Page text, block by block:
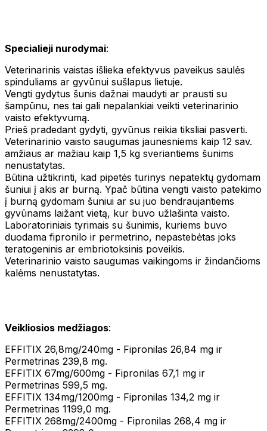
Specialieji nurodymai:
Veterinarinis vaistas išlieka efektyvus paveikus saulės
spinduliams ar gyvūnui sušlapus lietuje.
Vengti gydytus šunis dažnai maudyti ar prausti su
šampūnu, nes tai gali nepalankiai veikti veterinarinio
vaisto efektyvumą.
Prieš pradedant gydyti, gyvūnus reikia tiksliai pasverti.
Veterinarinio vaisto saugumas jaunesniems kaip 12 sav.
amžiaus ar mažiau kaip 1,5 kg sveriantiems šunims
nenustatytas.
Būtina užtikrinti, kad pipetės turinys nepatektų gydomam
šuniui į akis ar burną. Ypač būtina vengti vaisto patekimo
į burną gydomam šuniui ar su juo bendraujantiems
gyvūnams laižant vietą, kur buvo užlašinta vaisto.
Laboratoriniais tyrimais su šunimis, kuriems buvo
duodama fipronilo ir permetrino, nepastebėtas joks
teratogeninis ar embriotoksinis poveikis.
Veterinarinio vaisto saugumas vaikingoms ir žindančioms
kalėms nenustatytas.
Veikliosios medžiagos:
EFFITIX 26,8mg/240mg - Fipronilas 26,84 mg ir
Permetrinas 239,8 mg.
EFFITIX 67mg/600mg - Fipronilas 67,1 mg ir
Permetrinas 599,5 mg.
EFFITIX 134mg/1200mg - Fipronilas 134,2 mg ir
Permetrinas 1199,0 mg.
EFFITIX 268mg/2400mg - Fipronilas 268,4 mg ir